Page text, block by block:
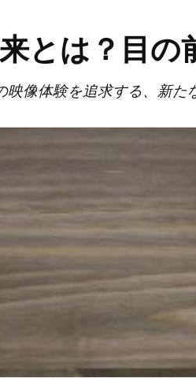
とは？目の
映像体験を追求する、新た